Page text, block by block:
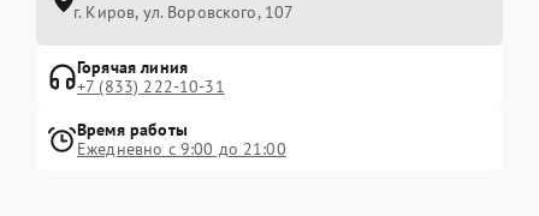
г. Киров, ул. Воровского, 107
Горячая линия
+7 (833) 222-10-31
Время работы
Ежедневно с 9:00 до 21:00